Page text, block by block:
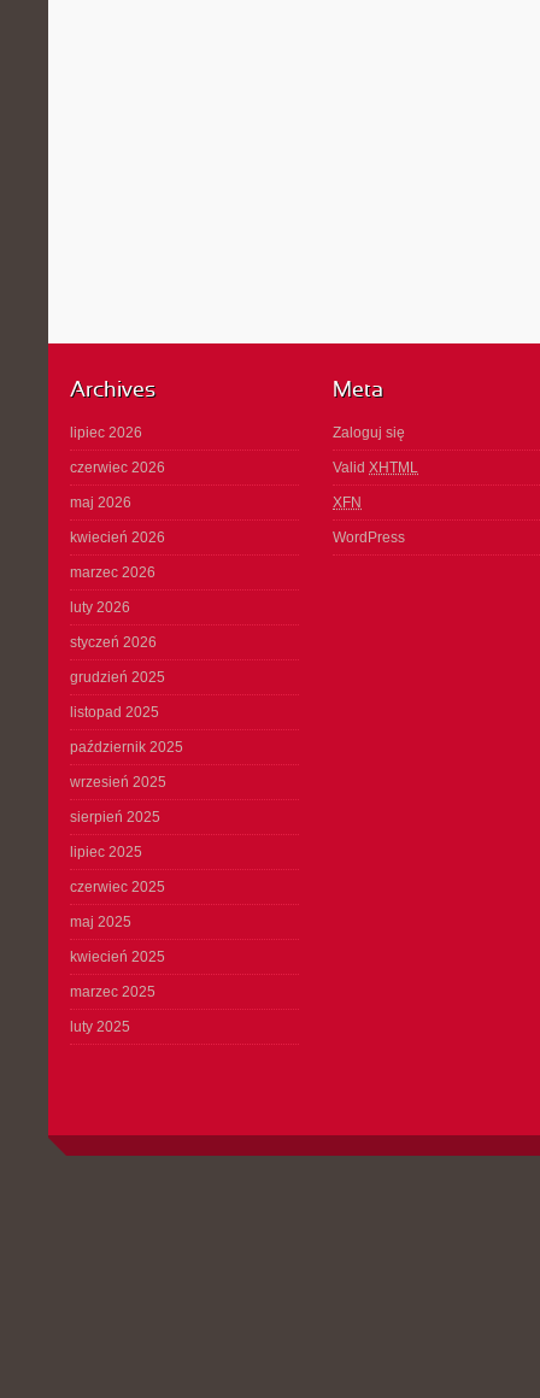
Archives
lipiec 2026
czerwiec 2026
maj 2026
kwiecień 2026
marzec 2026
luty 2026
styczeń 2026
grudzień 2025
listopad 2025
październik 2025
wrzesień 2025
sierpień 2025
lipiec 2025
czerwiec 2025
maj 2025
kwiecień 2025
marzec 2025
luty 2025
Meta
Zaloguj się
Valid XHTML
XFN
WordPress